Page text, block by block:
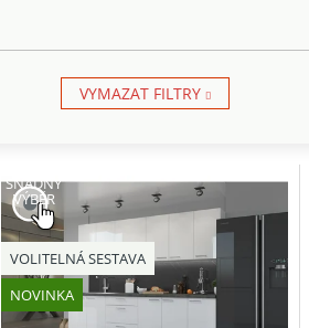
VYMAZAT FILTRY
NOVINKA
VOLITELNÁ SESTAVA
SNADNÝ
VÝBĚR